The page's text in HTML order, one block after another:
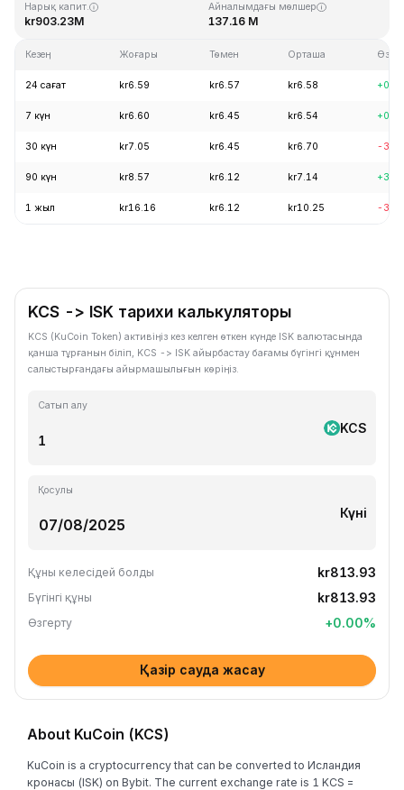
Нарық капит.
kr903.23M
Айналымдағы мөлшер
137.16 M
Кезең Жоғары Төмен Орташа
24 сағат kr6.59 kr6.57 kr6.58
7 күн kr6.60 kr6.45 kr6.54
30 күн kr7.05 kr6.45 kr6.70 -
90 күн kr8.57 kr6.12 kr7.14
1 жыл kr16.16 kr6.12 kr10.25 -
KCS -> ISK тарихи калькуляторы
KCS (KuCoin Token) активіңіз кез келген өткен күнде ISK валютасында
қанша тұрғанын біліп, KCS -> ISK айырбастау бағамы бүгінгі құнмен
салыстырғандағы айырмашылығын көріңіз.
Сатып алу
KCS
Қосулы
Күні
Құны келесідей болды kr813.93
Бүгінгі құны kr813.93
Өзгерту +0.00%
Қазір сауда жасау
About KuCoin (KCS)
KuCoin is a cryptocurrency that can be converted to Исландия
кронасы (ISK) on Bybit. The current exchange rate is 1 KCS =